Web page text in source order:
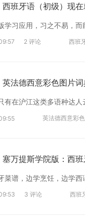
西班牙语（初级）现
学习应用，习之不易，而
2 评论 西班
英法德西意彩色图片词
有在沪江这类多语种达
英法德西意彩
塞万提斯学院版：西班
菜谱，边学烹饪，边学
3 评论 西班